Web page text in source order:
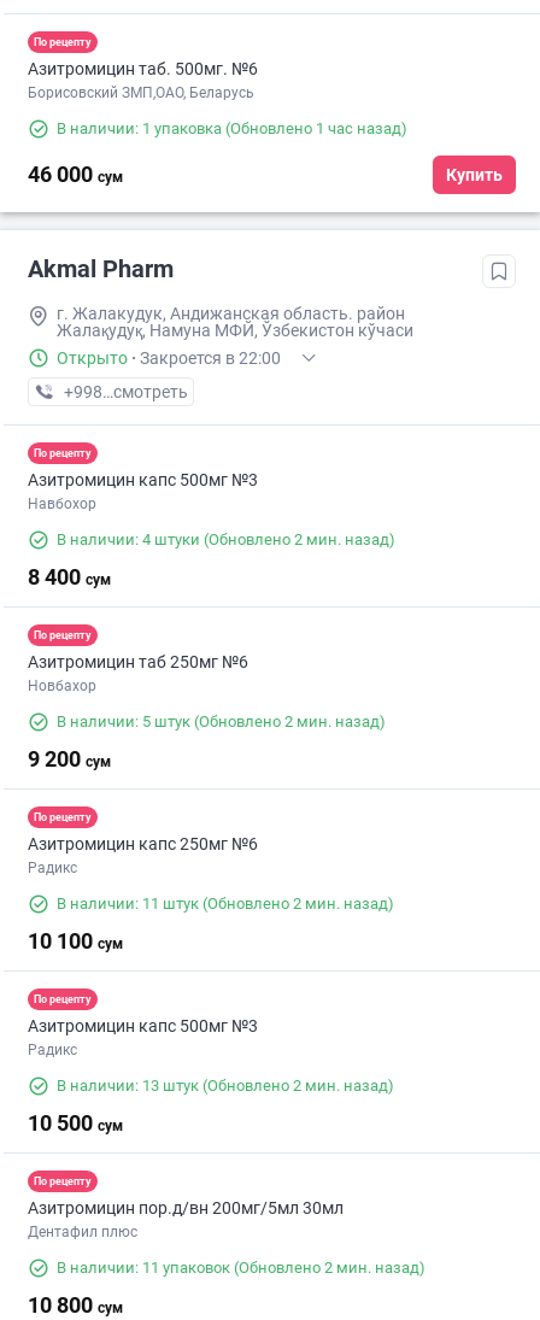
По рецепту
Азитромицин таб. 500мг. №6
Борисовский ЗМП,ОАО, Беларусь
В наличии: 1 упаковка (Обновлено 1 час назад)
46 000 сум Купить
Akmal Pharm
г. Жалакудук, Андижанская область. район
Жалақудуқ, Намуна МФЙ, Ўзбекистон кўчаси
Открыто · Закроется в 22:00
+998 (90) XXX-XX-XX
смотреть
По рецепту
Азитромицин капс 500мг №3
Навбохор
В наличии: 4 штуки (Обновлено 2 мин. назад)
8 400 сум
По рецепту
Азитромицин таб 250мг №6
Новбахор
В наличии: 5 штук (Обновлено 2 мин. назад)
9 200 сум
По рецепту
Азитромицин капс 250мг №6
Радикс
В наличии: 11 штук (Обновлено 2 мин. назад)
10 100 сум
По рецепту
Азитромицин капс 500мг №3
Радикс
В наличии: 13 штук (Обновлено 2 мин. назад)
10 500 сум
По рецепту
Азитромицин пор.д/вн 200мг/5мл 30мл
Дентафил плюс
В наличии: 11 упаковок (Обновлено 2 мин. назад)
10 800 сум